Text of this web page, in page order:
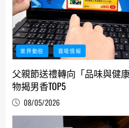
業界動態 賣場情報
父親節送禮轉向「品味與健康
物揭男香TOP5
08/05/2026